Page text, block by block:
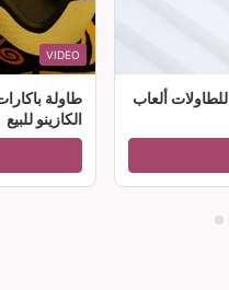
نظام برامج تسجيل Baccarat V3 للطاولات ألعاب
VIDEO
طاولة
الكازينو للبيع